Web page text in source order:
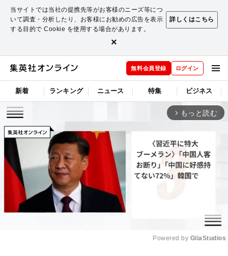
当サイトでは当社の提携先等がお客様のニーズ等につ
いて調査・分析したり、お客様にお勧めの広告を表示
する目的で Cookie を使用する場合があります。
詳しくはこちら
×
無料会員登録 ログイン
新着 ランキング ニュース 特集 ビジネス
arrow_forward_ios もっと読む
Powered by GliaStudios